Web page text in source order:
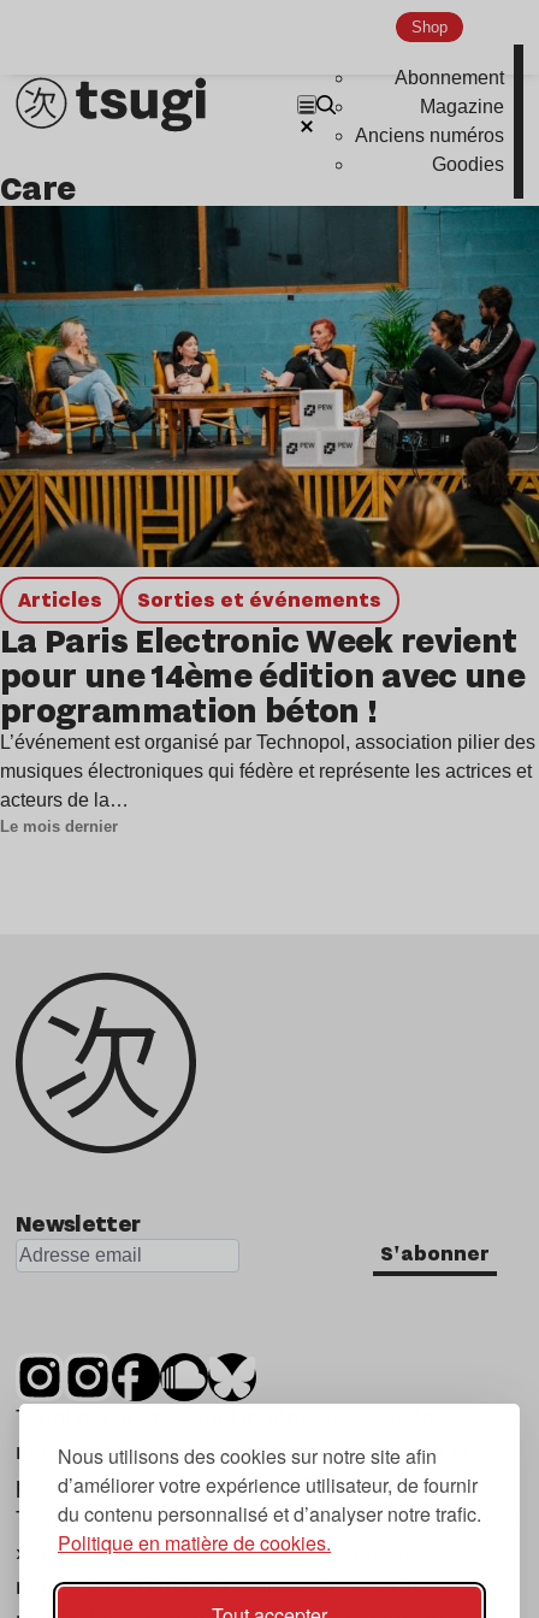
Nous utilisons des cookies sur notre site afin
d’améliorer votre expérience utilisateur, de fournir
du contenu personnalisé et d’analyser notre trafic.
Politique en matière de cookies.
Shop
Abonnement
Magazine
Anciens numéros
Goodies
Care
Articles Sorties et événements
La Paris Electronic Week revient
pour une 14ème édition avec une
programmation béton !
L’événement est organisé par Technopol, association pilier des
musiques électroniques qui fédère et représente les actrices et
acteurs de la…
Le mois dernier
Newsletter
S'abonner
Tsugi est un mensuel indépendant sur la
musique et les nouvelles tendances, dont la
première parution date de 2007.
Tsugi en japonais signifie « prochain », « suivant
», ce qui correspond à la thématique du
magazine, à l’affût des nouvelles tendances